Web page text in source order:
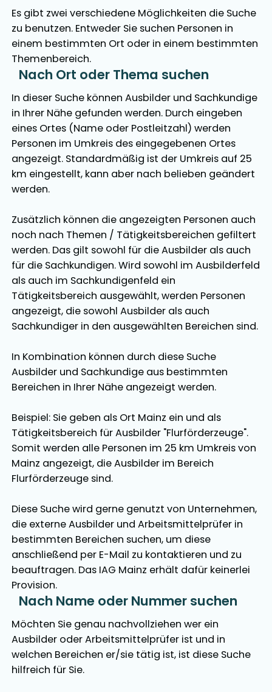
Es gibt zwei verschiedene Möglichkeiten die Suche
zu benutzen. Entweder Sie suchen Personen in
einem bestimmten Ort oder in einem bestimmten
Themenbereich.
Nach Ort oder Thema suchen
In dieser Suche können Ausbilder und Sachkundige
in Ihrer Nähe gefunden werden. Durch eingeben
eines Ortes (Name oder Postleitzahl) werden
Personen im Umkreis des eingegebenen Ortes
angezeigt. Standardmäßig ist der Umkreis auf 25
km eingestellt, kann aber nach belieben geändert
werden.
Zusätzlich können die angezeigten Personen auch
noch nach Themen / Tätigkeitsbereichen gefiltert
werden. Das gilt sowohl für die Ausbilder als auch
für die Sachkundigen. Wird sowohl im Ausbilderfeld
als auch im Sachkundigenfeld ein
Tätigkeitsbereich ausgewählt, werden Personen
angezeigt, die sowohl Ausbilder als auch
Sachkundiger in den ausgewählten Bereichen sind.
In Kombination können durch diese Suche
Ausbilder und Sachkundige aus bestimmten
Bereichen in Ihrer Nähe angezeigt werden.
Beispiel: Sie geben als Ort Mainz ein und als
Tätigkeitsbereich für Ausbilder "Flurförderzeuge".
Somit werden alle Personen im 25 km Umkreis von
Mainz angezeigt, die Ausbilder im Bereich
Flurförderzeuge sind.
Diese Suche wird gerne genutzt von Unternehmen,
die externe Ausbilder und Arbeitsmittelprüfer in
bestimmten Bereichen suchen, um diese
anschließend per E-Mail zu kontaktieren und zu
beauftragen. Das IAG Mainz erhält dafür keinerlei
Provision.
Nach Name oder Nummer suchen
Möchten Sie genau nachvollziehen wer ein
Ausbilder oder Arbeitsmittelprüfer ist und in
welchen Bereichen er/sie tätig ist, ist diese Suche
hilfreich für Sie.